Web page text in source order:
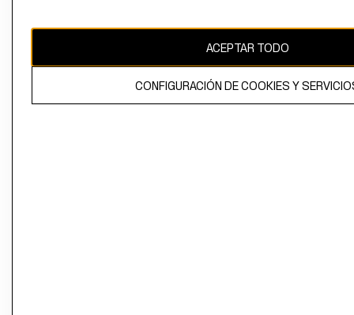
propiedad de H&M Hennes & Mauritz AB
ACEPTAR TODO
CONFIGURACIÓN DE COOKIES Y